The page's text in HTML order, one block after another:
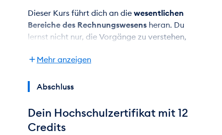
Mehr anzeigen
Dieser Kurs führt dich an die wesentlichen
Bereiche des Rechnungswesens heran. Du
lernst nicht nur, die Vorgänge zu verstehen,
zahlreicher Fallstudien direkt an.
Im
das nötige Basiswissen, um
aufzubereiten. Zudem erfährst du, welche
Möglichkeiten Unternehmen zur Bilanzpolitik
Abschluss
Dein Hochschulzertifikat mit 12
Credits